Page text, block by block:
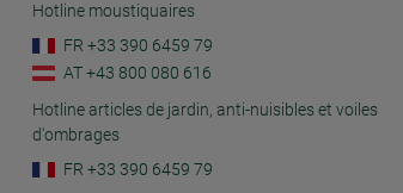
Hotline moustiquaires
FR +33 390 6459 79
AT +43 800 080 616
Hotline articles de jardin, anti-nuisibles et voiles
d'ombrages
FR +33 390 6459 79